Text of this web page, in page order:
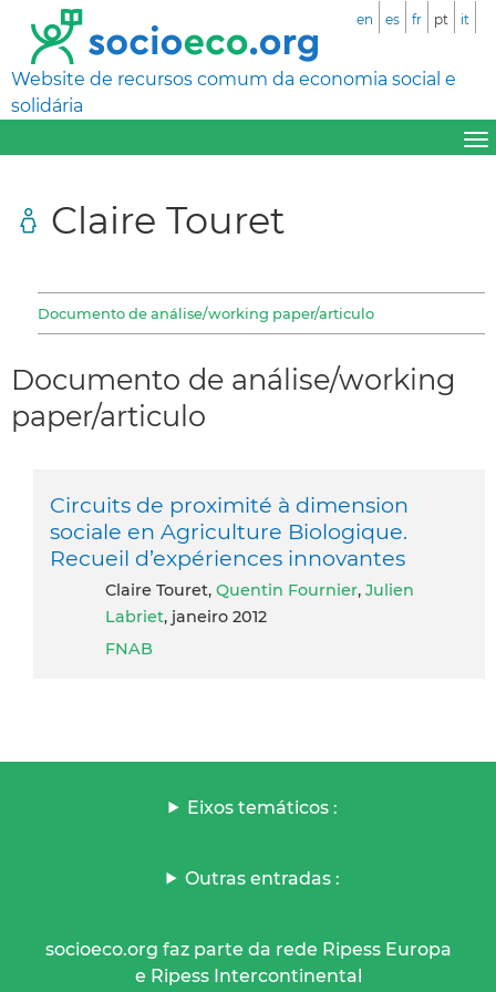
Website de recursos comum da economia social e
solidária
en es fr pt it
Claire Touret
Documento de análise/working paper/articulo
Documento de análise/working
paper/articulo
Circuits de proximité à dimension
sociale en Agriculture Biologique.
Recueil d’expériences innovantes
Claire Touret, Quentin Fournier, Julien
Labriet, janeiro 2012
FNAB
Eixos temáticos :
Outras entradas :
socioeco.org faz parte da rede Ripess Europa
e Ripess Intercontinental